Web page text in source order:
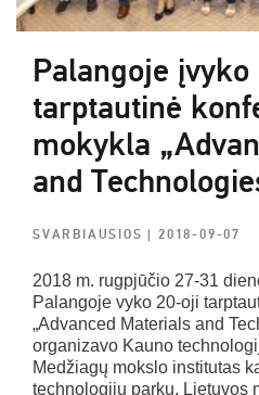
Palangoje
tarptautinė
mokykla
and
SVARBIAUSIOS | 2018-09-07
2018 m. rugpjūčio 27-31
Palangoje vyko 20-oji
„Advanced Materials and
organizavo Kauno
Medžiagų mokslo institutas
technologijų parku, Lietuvos